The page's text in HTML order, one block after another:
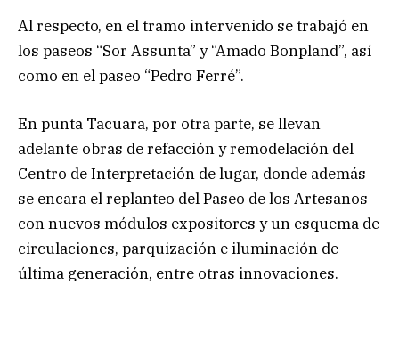
Al respecto, en el tramo intervenido se trabajó en
los paseos “Sor Assunta” y “Amado Bonpland”, así
como en el paseo “Pedro Ferré”.
En punta Tacuara, por otra parte, se llevan
adelante obras de refacción y remodelación del
Centro de Interpretación de lugar, donde además
se encara el replanteo del Paseo de los Artesanos
con nuevos módulos expositores y un esquema de
circulaciones, parquización e iluminación de
última generación, entre otras innovaciones.